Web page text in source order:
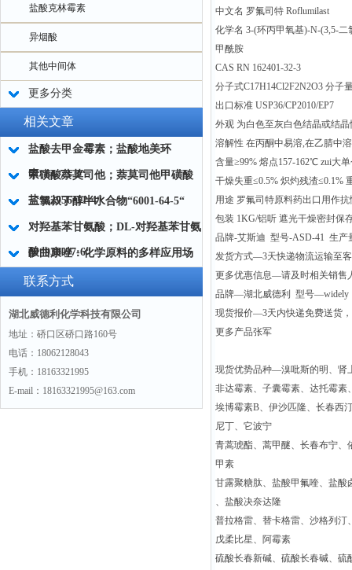
盐酸克林霉素
异烟酸
其他中间体
更多分类
相关文章
盐酸去甲金霉素；盐酸地美环
素“64-73-3“
甲磺酸萘莫司他；萘莫司他甲磺酸
盐“82956-11-4“
三氯叔丁醇半水合物“6001-64-5“
对羟基苯甘氨酸；DL-对羟基苯甘氨
酸“938-97-6“
伊曲康唑：化学原料的多样应用场
景
联系方式
湖北威德利化学科技有限公司
地址：硚口区硚口路160号
电话：18062128043
手机：18163321995
E-mail：18163321995@163.com
中文名 罗氟司特 Roflumilast
化学名 3-(环丙甲氧基)-N-(3,5-
甲酰胺
CAS RN 162401-32-3
分子式C17H14Cl2F2N2O3 分子
出口标准 USP36/CP2010/EP7
外观 为白色至灰白色结晶或结晶
溶解性 在丙酮中易溶,在乙腈中
含量≥99% 熔点157-162℃ zui大
干燥失重≤0.5% 炽灼残渣≤0.1%
用途 罗氟司特原料药出口用作
包装 1KG/铝听 遮光干燥密封保
品牌-艾斯迪 型号-ASD-41 生产
发货方式—3天快递物流运输至
更多优惠信息—请及时相关销售
品牌—湖北威德利 型号—widely
现货报价—3天内快递免费送货
更多产品张军
现货优势品种—溴吡斯的明、肾
非达霉素、子囊霉素、达托霉素
埃博霉素B、伊沙匹隆、长春西
尼丁、它波宁
青蒿琥酯、蒿甲醚、长春布宁
甲素
甘露聚糖肽、盐酸甲氟喹、盐酸
、盐酸决奈达隆
普拉格雷、替卡格雷、沙格列汀
戊柔比星、阿霉素
硫酸长春新碱、硫酸长春碱、硫